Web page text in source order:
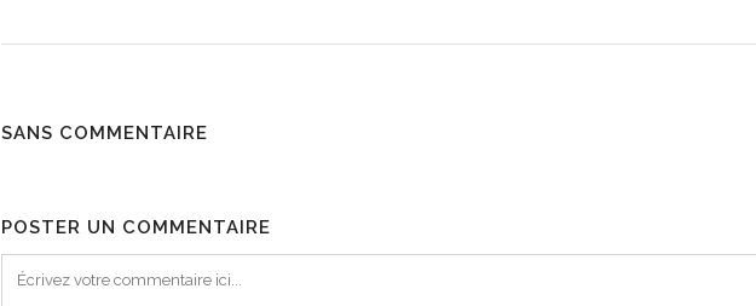
SANS COMMENTAIRE
POSTER UN COMMENTAIRE